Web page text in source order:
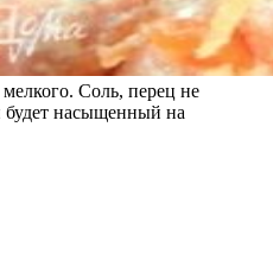
Соль, перец не
будет насыщенный на